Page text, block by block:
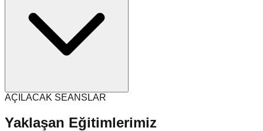
AÇILACAK SEANSLAR
Yaklaşan Eğitimlerimiz